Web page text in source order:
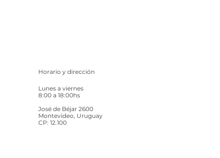
Horario y dirección
Lunes a viernes
8:00 a 18:00hs
José de Béjar 2600
Montevideo, Uruguay
CP: 12.100